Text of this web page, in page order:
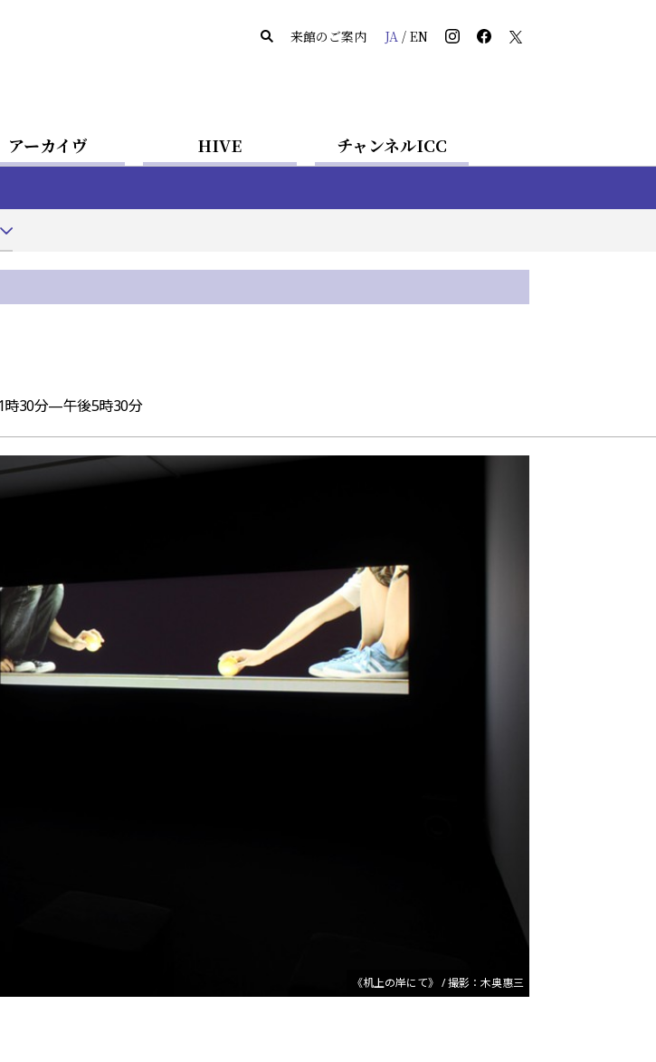
来館のご案内 JA/ EN
アーカイヴ HIVE チャンネルICC
時30分—午後5時30分
《机上の岸にて》 / 撮影：木奥惠三